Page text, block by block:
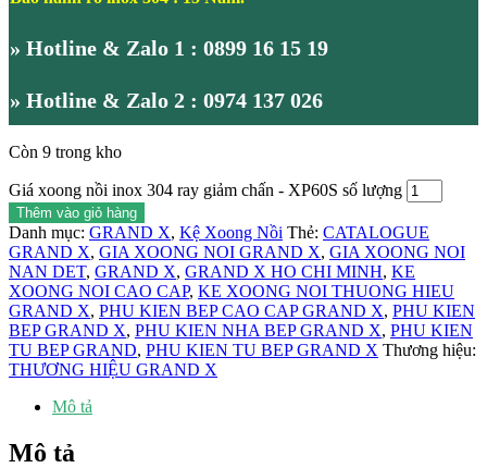
» Hotline & Zalo 1 : 0899 16 15 19
» Hotline & Zalo 2 : 0974 137 026
Còn 9 trong kho
Giá xoong nồi inox 304 ray giảm chấn - XP60S số lượng
Thêm vào giỏ hàng
Danh mục: GRAND X, Kệ Xoong Nồi Thẻ: CATALOGUE
GRAND X, GIA XOONG NOI GRAND X, GIA XOONG NOI
NAN DET, GRAND X, GRAND X HO CHI MINH, KE
XOONG NOI CAO CAP, KE XOONG NOI THUONG HIEU
GRAND X, PHU KIEN BEP CAO CAP GRAND X, PHU KIEN
BEP GRAND X, PHU KIEN NHA BEP GRAND X, PHU KIEN
TU BEP GRAND, PHU KIEN TU BEP GRAND X Thương hiệu:
THƯƠNG HIỆU GRAND X
Mô tả
Mô tả